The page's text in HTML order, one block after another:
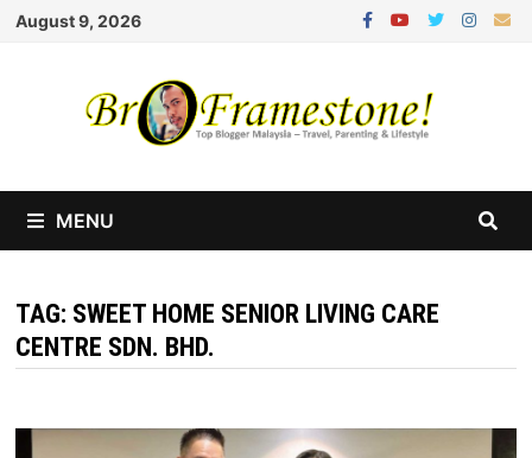
Skip
August 9, 2026
MENU
TAG: SWEET HOME SENIOR LIVING CARE
CENTRE SDN. BHD.